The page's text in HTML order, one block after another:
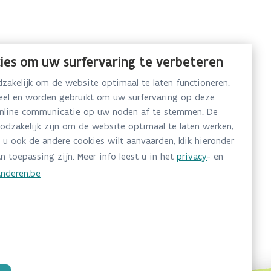
om uw surfervaring te verbeteren
om de website optimaal te laten functioneren.
en worden gebruikt om uw surfervaring op deze
communicatie op uw noden af te stemmen. De
zijn om de website optimaal te laten werken,
ook de andere cookies wilt aanvaarden, klik hieronder
toepassing zijn. Meer info leest u in het privacy- en